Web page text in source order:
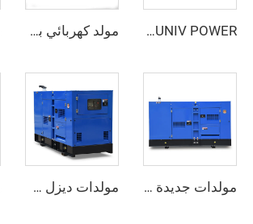
UNIV POWER مولد كهربائي 15-440 كيلو فولت أمبير، مولدات ديزل محمولة مولد كهربائي بمحرك MITSUBISHI لإنتاج الطاقة الكهربائية من شركة تصنيع بأسعار تنافسية
مولدات جديدة مصممة بمحركات SDEC تعمل بالديزل لإنتاج الكهرباء مولدات ديزل عالية الجودة UGY200SK بمحركات SDEC